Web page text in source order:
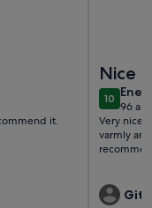
it.
Nice
1010 ud af
96
(96
Very nice
varmly